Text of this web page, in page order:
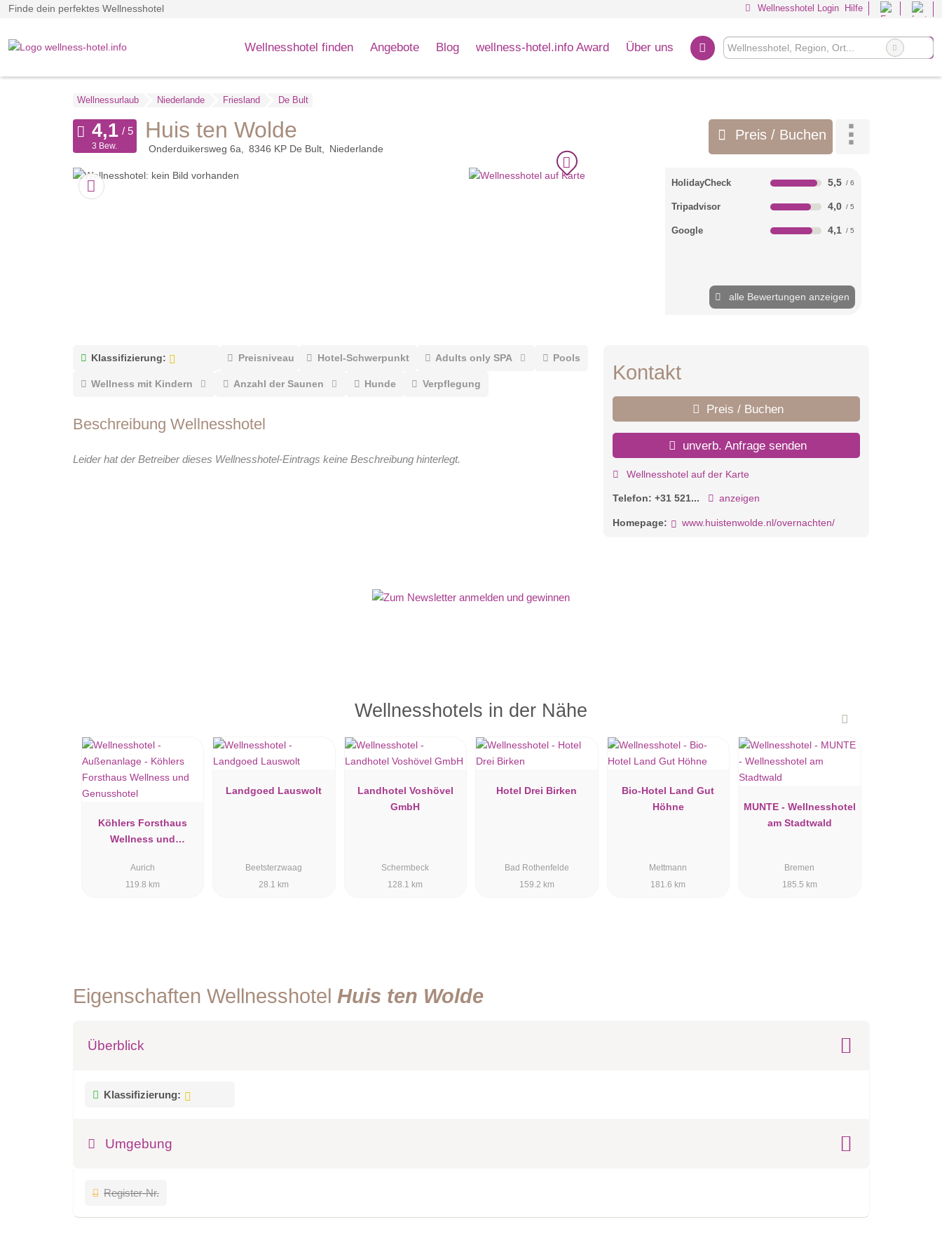
Finde dein perfektes Wellnesshotel Wellnesshotel Login Hilfe
Wellnesshotel finden Angebote Blog wellness-hotel.info Award Über uns
Wellnessurlaub Niederlande Friesland De Bult
Huis ten Wolde
Onderduikersweg 6a 8346 KP De Bult Niederlande
Preis / Buchen
3 Bew.
HolidayCheck 5,5
Tripadvisor 4,0
Google 4,1
alle Bewertungen anzeigen
Klassifizierung: Preisniveau Hotel-Schwerpunkt Adults only SPA Pools
Wellness mit Kindern Anzahl der Saunen Hunde Verpflegung
Beschreibung Wellnesshotel
Leider hat der Betreiber dieses Wellnesshotel-Eintrags keine Beschreibung hinterlegt.
Kontakt
Preis / Buchen
unverb. Anfrage senden
Wellnesshotel auf der Karte
Telefon:+31 521... anzeigen
Homepage: www.huistenwolde.nl/overnachten/
Wellnesshotels in der Nähe
Köhlers Forsthaus
Wellness und
Aurich
119.8 km
Landgoed Lauswolt
Beetsterzwaag
28.1 km
Landhotel Voshövel
GmbH
Schermbeck
128.1 km
Hotel Drei Birken
Bad Rothenfelde
159.2 km
Bio-Hotel Land Gut
Höhne
Mettmann
181.6 km
MUNTE - Wellnesshotel
am Stadtwald
Bremen
185.5 km
Eigenschaften Wellnesshotel Huis ten Wolde
Überblick
Klassifizierung:
Umgebung
Register-Nr.